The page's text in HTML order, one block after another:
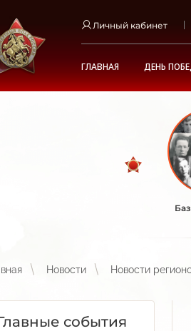
Личный кабинет
ГЛАВНАЯ ДЕНЬ
Новости Новости
события